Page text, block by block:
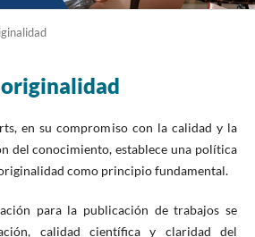
en su compromiso con la calidad y la
del conocimiento, establece una política
como principio fundamental.
para la publicación de trabajos se
calidad científica y claridad del